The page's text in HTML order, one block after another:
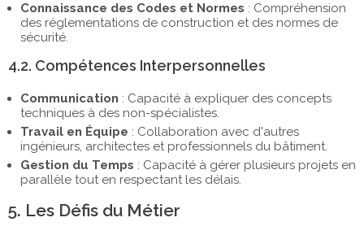
Connaissance des Codes et Normes : Compréhension
des réglementations de construction et des normes de
sécurité.
4.2. Compétences Interpersonnelles
Communication : Capacité à expliquer des concepts
techniques à des non-spécialistes.
Travail en Équipe : Collaboration avec d'autres
ingénieurs, architectes et professionnels du bâtiment.
Gestion du Temps : Capacité à gérer plusieurs projets en
parallèle tout en respectant les délais.
5. Les Défis du Métier